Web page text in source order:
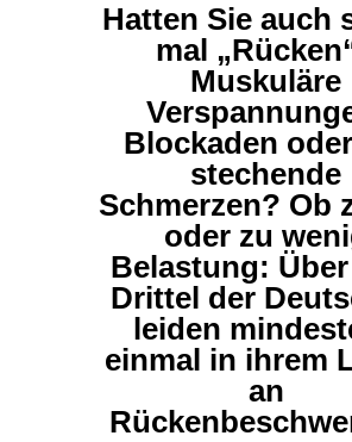
Hatten Sie auch
mal
Muskuläre
Blockaden
stechende
Schmerzen? Ob
oder zu
Belastung:
Drittel der
leiden
einmal in ihrem
an